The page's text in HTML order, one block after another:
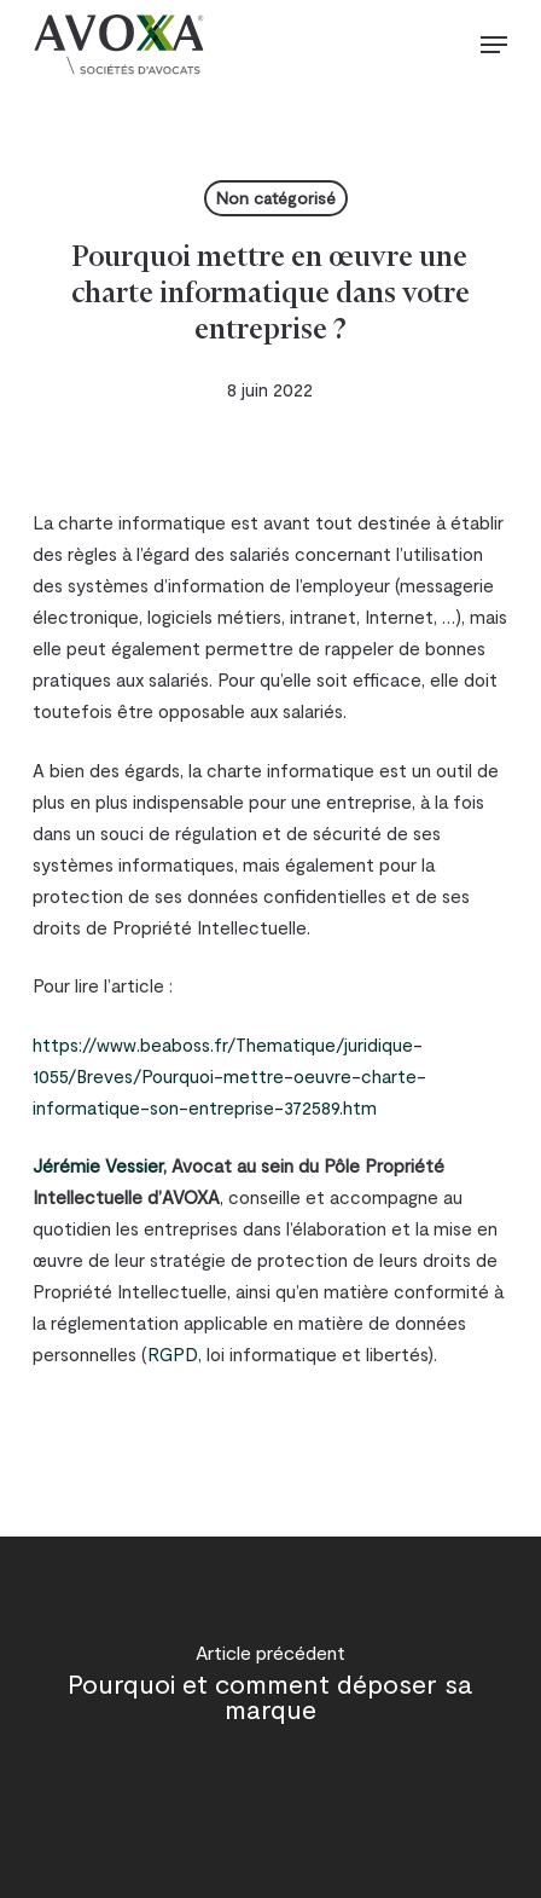
Menu
Non catégorisé
Pourquoi mettre en œuvre une
charte informatique dans votre
entreprise ?
8 juin 2022
La charte informatique est avant tout destinée à établir
des règles à l’égard des salariés concernant l’utilisation
des systèmes d’information de l’employeur (messagerie
électronique, logiciels métiers, intranet, Internet, …), mais
elle peut également permettre de rappeler de bonnes
pratiques aux salariés. Pour qu’elle soit efficace, elle doit
toutefois être opposable aux salariés.
A bien des égards, la charte informatique est un outil de
plus en plus indispensable pour une entreprise, à la fois
dans un souci de régulation et de sécurité de ses
systèmes informatiques, mais également pour la
protection de ses données confidentielles et de ses
droits de Propriété Intellectuelle.
Pour lire l’article :
https://www.beaboss.fr/Thematique/juridique-
1055/Breves/Pourquoi-mettre-oeuvre-charte-
informatique-son-entreprise-372589.htm
Jérémie Vessier, Avocat au sein du Pôle Propriété
Intellectuelle d’AVOXA, conseille et accompagne au
quotidien les entreprises dans l’élaboration et la mise en
œuvre de leur stratégie de protection de leurs droits de
Propriété Intellectuelle, ainsi qu’en matière conformité à
la réglementation applicable en matière de données
personnelles (RGPD, loi informatique et libertés).
Article précédent
Pourquoi et comment déposer sa
marque